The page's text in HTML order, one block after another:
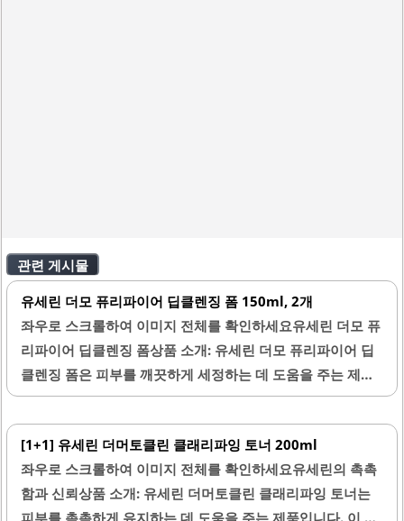
관련 게시물
유세린 더모 퓨리파이어 딥클렌징 폼 150ml, 2개
좌우로 스크롤하여 이미지 전체를 확인하세요유세린 더모 퓨
리파이어 딥클렌징 폼상품 소개: 유세린 더모 퓨리파이어 딥
클렌징 폼은 피부를 깨끗하게 세정하는 데 도움을 주는 제품
입니다. 이 제품은 150ml 용량으로 제공되며, 두 개의 세트로
구매할 수 있습니다. 유세린 브랜드는 피부과 전문 브랜드로
잘 알려져 있으며, 다양한 피부 타입에 적합한 제품을 제공합
니다.이 클렌징 폼은 특히 피지 조절에 효과적이며, 청소년부
터 성인까지 사용할 수 있습니다. 사용 후 피부가 개운해지며,
[1+1] 유세린 더머토클린 클래리파잉 토너 200ml
좌우로 스크롤하여 이미지 전체를 확인하세요유세린의 촉촉
함과 신뢰상품 소개: 유세린 더머토클린 클래리파잉 토너는
피부를 촉촉하게 유지하는 데 도움을 주는 제품입니다. 이 토